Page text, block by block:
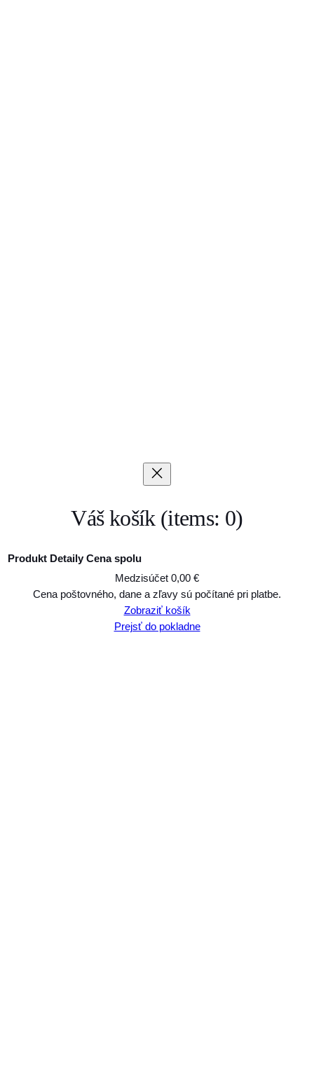
Váš košík (items: 0)
Produkty
Produkt Detaily Cena spolu
Medzisúčet 0,00 €
Cena poštovného, dane a zľavy sú počítané pri platbe.
Zobraziť košík
Prejsť do pokladne